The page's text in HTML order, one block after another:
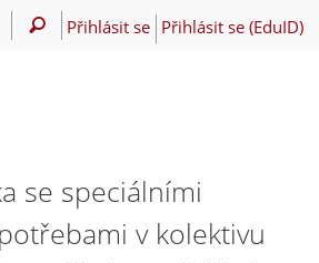
Přihlásit se Přihlásit se (EduID)
se speciálními
v kolektivu